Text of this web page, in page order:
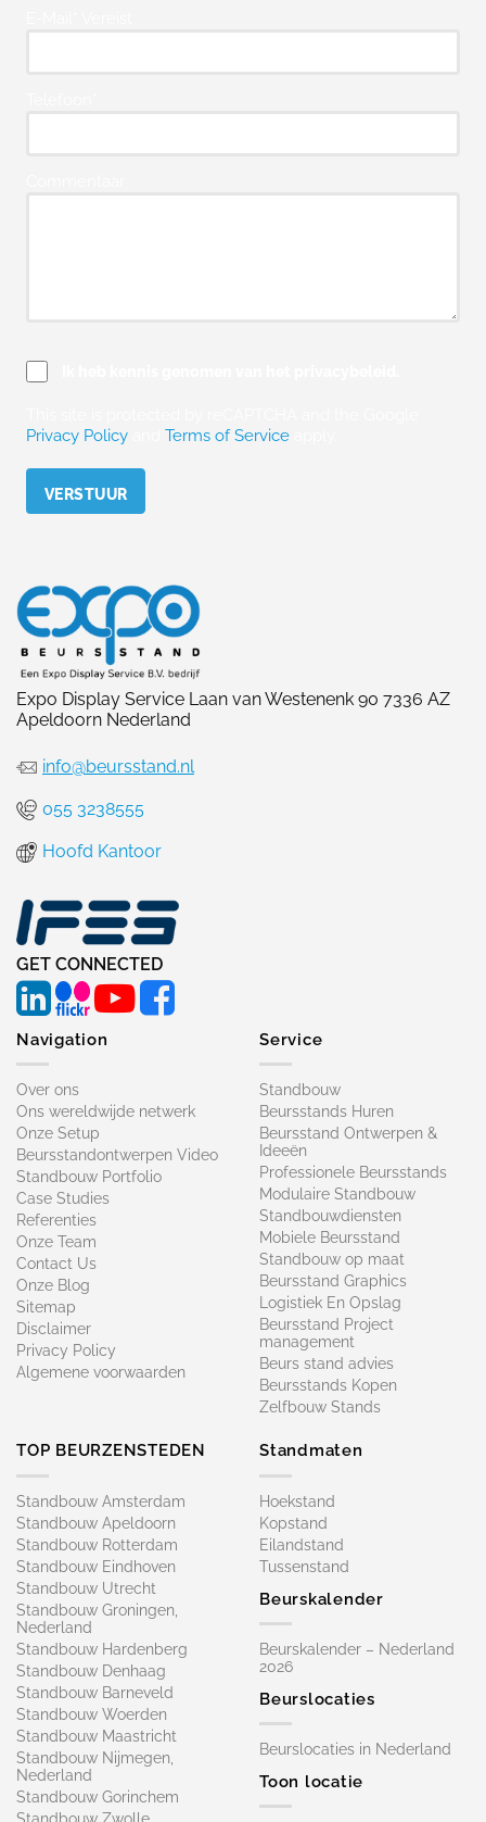
Privacy Policy
Terms of Service
Expo Display Service Laan van Westenenk 90 7336 AZ
Apeldoorn Nederland
info@beursstand.nl
055 3238555
Hoofd Kantoor
GET CONNECTED
Navigation
Over ons
Ons wereldwijde netwerk
Onze Setup
Beursstandontwerpen Video
Standbouw Portfolio
Case Studies
Referenties
Onze Team
Contact Us
Onze Blog
Sitemap
Disclaimer
Privacy Policy
Algemene voorwaarden
Service
Standbouw
Beursstands Huren
Beursstand Ontwerpen &
Ideeën
Professionele Beursstands
Modulaire Standbouw
Standbouwdiensten
Mobiele Beursstand
Standbouw op maat​
Beursstand Graphics
Logistiek En Opslag
Beursstand Project
management
Beurs stand advies
Beursstands Kopen
Zelfbouw Stands
TOP BEURZENSTEDEN
Standbouw Amsterdam
Standbouw Apeldoorn
Standbouw Rotterdam
Standbouw Eindhoven
Standbouw Utrecht
Standbouw Groningen,
Nederland
Standbouw Hardenberg
Standbouw Denhaag
Standbouw Barneveld
Standbouw Woerden
Standbouw Maastricht
Standbouw Nijmegen,
Nederland
Standbouw Gorinchem
Standbouw Zwolle
Standmaten
Hoekstand
Kopstand
Eilandstand
Tussenstand
Beurskalender
Beurskalender – Nederland
2026
Beurslocaties
Beurslocaties in Nederland
Toon locatie